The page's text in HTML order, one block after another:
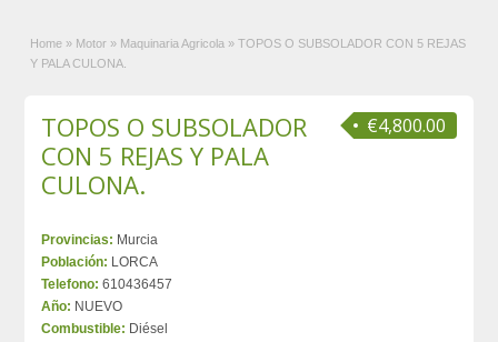
Home » Motor » Maquinaria Agricola » TOPOS O SUBSOLADOR CON 5 REJAS
Y PALA CULONA.
€4,800.00
TOPOS O SUBSOLADOR
CON 5 REJAS Y PALA
CULONA.
Provincias: Murcia
Población: LORCA
Telefono: 610436457
Año: NUEVO
Combustible: Diésel